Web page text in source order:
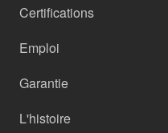
Certifications
Emploi
Garantie
L'histoire